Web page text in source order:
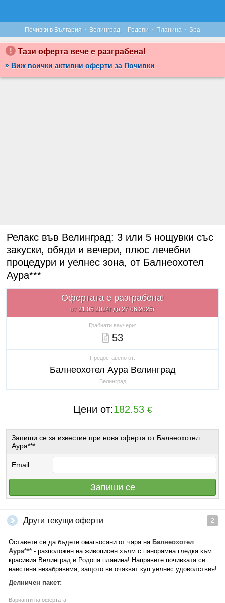
Почивки в България · Велинград · Родопи · Планина · Spa
Тази оферта вече е разграбена!
» Виж всички активни оферти за Почивки
Релакс във Велинград: 3 или 5 нощувки със
закуски, обяди и вечери, плюс лечебни
процедури и уелнес зона, от Балнеохотел
Аура***
Офертата е разграбена!
от 21.05.2024г до 27.06.2025г
Грабнати ваучери:
53
Предоставено от:
Балнеохотел Аура Велинград
Велинград
Цени от:182.53 €
Запиши се за известие при нова оферта от Балнеохотел
Аура***
Email:
Запиши се
Други текущи оферти 2
Оставете се да бъдете омагьосани от чара на Балнеохотел
Аура*** - разположен на живописен хълм с панорамна гледка към
красивия Велинград и Родопа планина! Направете почивката си
наистина незабравима, защото ви очакват куп уелнес удоволствия!
Делничен пакет:
Варианти на офертата: